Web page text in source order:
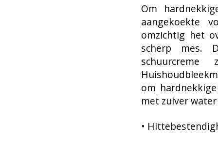
Om
aangekoekte
omzichtig het
scherp mes.
om
met zuiver
•